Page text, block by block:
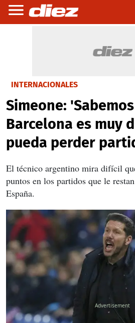
INTERNACIONALES
Simeone:
Barcelona es muy
pueda perder
El técnico argentino mira difícil
puntos en los partidos que le
España.